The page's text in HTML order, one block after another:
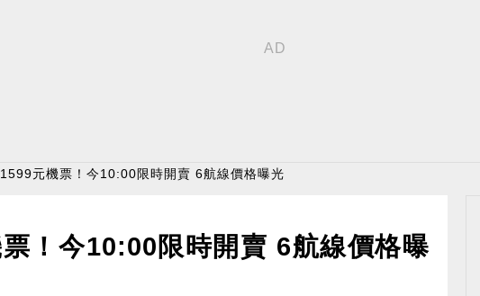
元機票！今10:00限時開賣 6航線價格曝光
！今10:00限時開賣 6航線價格曝